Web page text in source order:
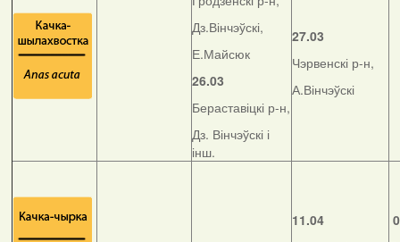
Дз.Вінчэўскі,
Е.Майсюк
26.03
Бераставіцкі р-н,
Дз. Вінчэўскі і
інш.
27.03
Чэрвенскі р-н,
А.Вінчэўскі
11.04